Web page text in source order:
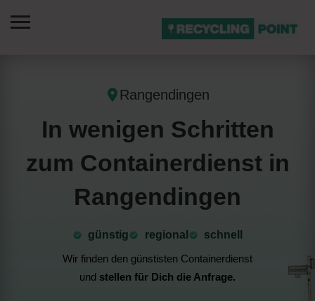
Rangendingen
In wenigen Schritten
zum Containerdienst in
Rangendingen
günstig ⁠regional
schnell
Wir finden den günstisten Containerdienst
und stellen für Dich die Anfrage.